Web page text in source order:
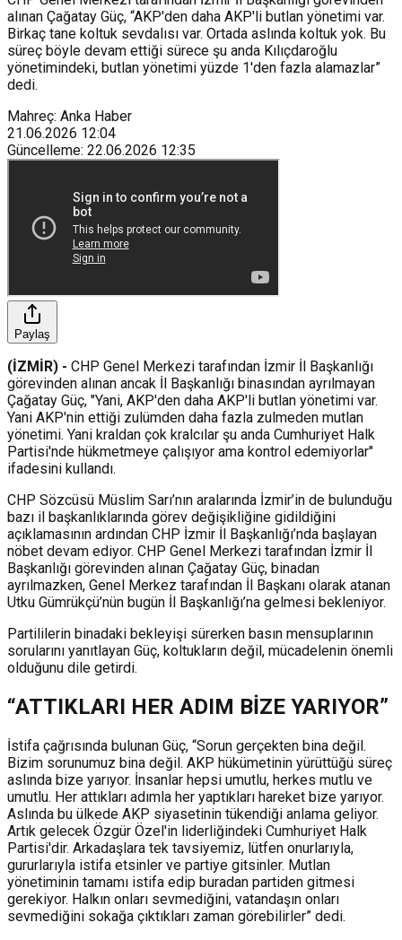
alınan Çağatay Güç, “AKP'den daha AKP'li butlan yönetimi var.
Birkaç tane koltuk sevdalısı var. Ortada aslında koltuk yok. Bu
süreç böyle devam ettiği sürece şu anda Kılıçdaroğlu
yönetimindeki, butlan yönetimi yüzde 1'den fazla alamazlar”
dedi.
Mahreç: Anka Haber
21.06.2026 12:04
Güncelleme: 22.06.2026 12:35
Paylaş
(İZMİR) - CHP Genel Merkezi tarafından İzmir İl Başkanlığı
görevinden alınan ancak İl Başkanlığı binasından ayrılmayan
Çağatay Güç, "Yani, AKP'den daha AKP'li butlan yönetimi var.
Yani AKP'nin ettiği zulümden daha fazla zulmeden mutlan
yönetimi. Yani kraldan çok kralcılar şu anda Cumhuriyet Halk
Partisi'nde hükmetmeye çalışıyor ama kontrol edemiyorlar"
ifadesini kullandı.
CHP Sözcüsü Müslim Sarı’nın aralarında İzmir’in de bulunduğu
bazı il başkanlıklarında görev değişikliğine gidildiğini
açıklamasının ardından CHP İzmir İl Başkanlığı’nda başlayan
nöbet devam ediyor. CHP Genel Merkezi tarafından İzmir İl
Başkanlığı görevinden alınan Çağatay Güç, binadan
ayrılmazken, Genel Merkez tarafından İl Başkanı olarak atanan
Utku Gümrükçü’nün bugün İl Başkanlığı’na gelmesi bekleniyor.
Partililerin binadaki bekleyişi sürerken basın mensuplarının
sorularını yanıtlayan Güç, koltukların değil, mücadelenin önemli
olduğunu dile getirdi.
“ATTIKLARI HER ADIM BİZE YARIYOR”
İstifa çağrısında bulunan Güç, “Sorun gerçekten bina değil.
Bizim sorunumuz bina değil. AKP hükümetinin yürüttüğü süreç
aslında bize yarıyor. İnsanlar hepsi umutlu, herkes mutlu ve
umutlu. Her attıkları adımla her yaptıkları hareket bize yarıyor.
Aslında bu ülkede AKP siyasetinin tükendiği anlama geliyor.
Artık gelecek Özgür Özel'in liderliğindeki Cumhuriyet Halk
Partisi'dir. Arkadaşlara tek tavsiyemiz, lütfen onurlarıyla,
gururlarıyla istifa etsinler ve partiye gitsinler. Mutlan
yönetiminin tamamı istifa edip buradan partiden gitmesi
gerekiyor. Halkın onları sevmediğini, vatandaşın onları
sevmediğini sokağa çıktıkları zaman görebilirler” dedi.